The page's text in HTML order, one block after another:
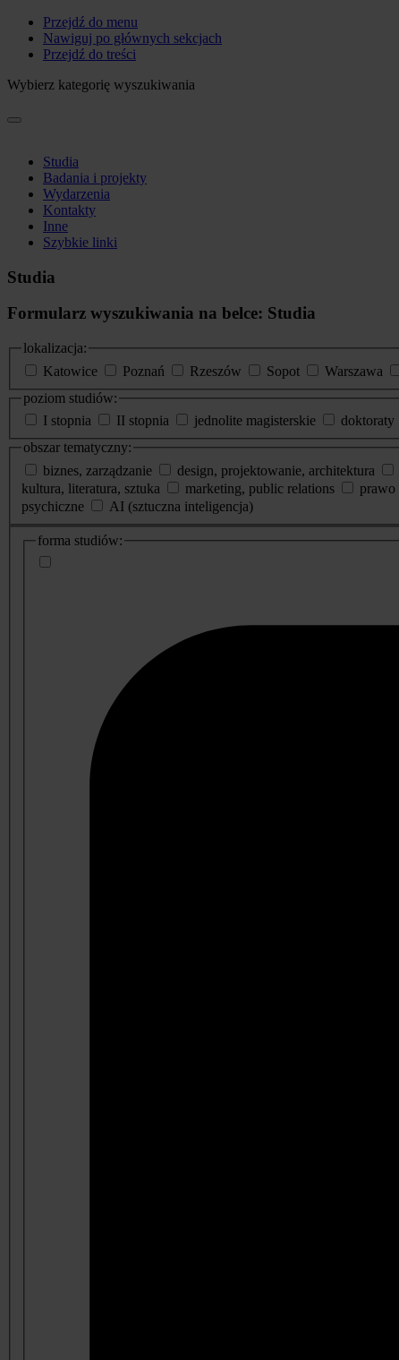
Przejdź do menu
Nawiguj po głównych sekcjach
Przejdź do treści
Wybierz kategorię wyszukiwania
Studia
Badania i projekty
Wydarzenia
Kontakty
Inne
Szybkie linki
Studia
Formularz wyszukiwania na belce: Studia
lokalizacja:
Katowice
Poznań Rzeszów Sopot Warszawa
poziom studiów:
I stopnia
II stopnia jednolite magisterskie doktoraty
obszar tematyczny:
biznes, zarządzanie
design, projektowanie, architektura
kultura, literatura, sztuka
marketing, public relations prawo
psychiczne
AI (sztuczna inteligencja)
dodatkowe
informacje
forma studiów: